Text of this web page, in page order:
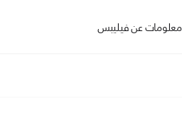
معلومات عن فيليبس